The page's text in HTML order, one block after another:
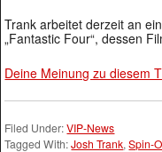
Trank arbeitet derzeit an
„Fantastic Four“, dessen
Deine Meinung zu diesem
Filed Under:VIP-News
Tagged With:Josh Trank,Spin-